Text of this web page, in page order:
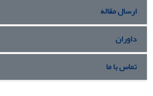
ارسال مقاله
داوران
تماس با ما